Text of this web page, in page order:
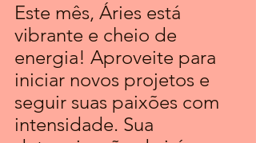
Este mês, Áries está
vibrante e cheio de
energia! Aproveite para
iniciar novos projetos e
seguir suas paixões com
intensidade. Sua